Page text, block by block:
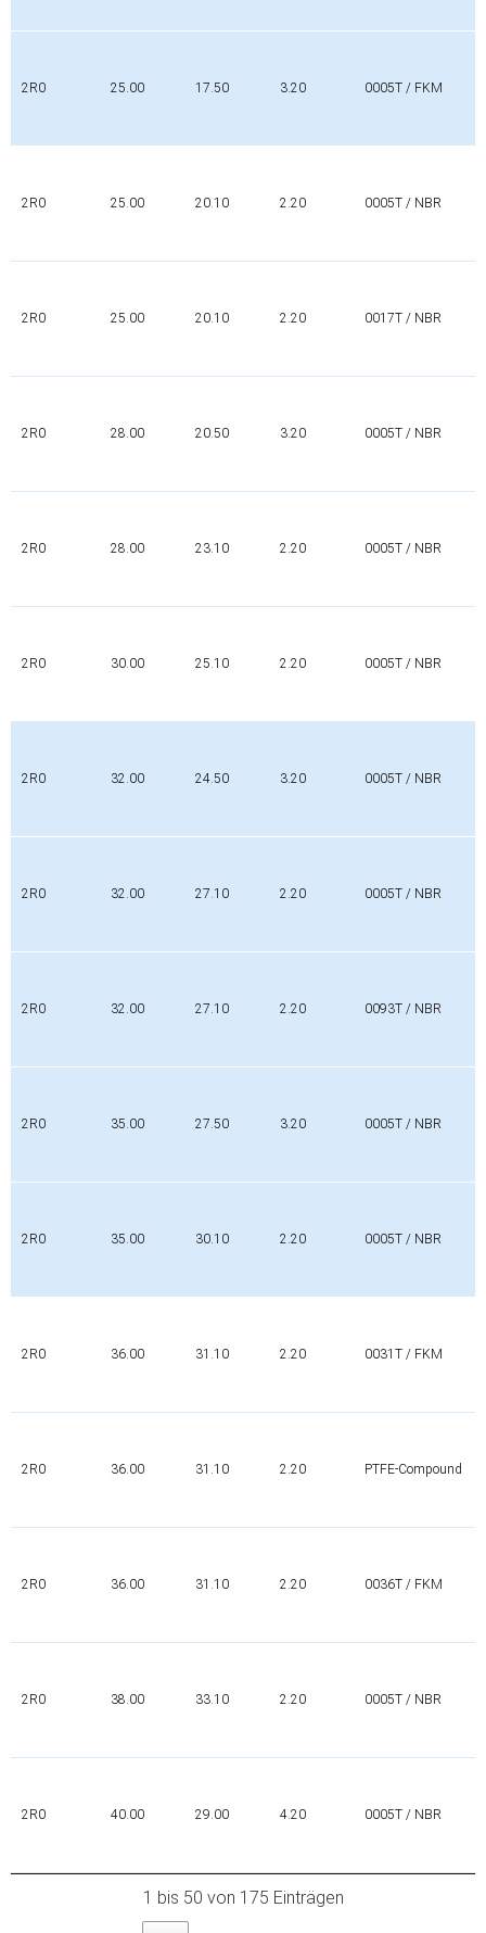
2R0 25.00 17.50 3.20 0005T / FKM
2R0 25.00 20.10 2.20 0005T / NBR
2R0 25.00 20.10 2.20 0017T / NBR
2R0 28.00 20.50 3.20 0005T / NBR
2R0 28.00 23.10 2.20 0005T / NBR
2R0 30.00 25.10 2.20 0005T / NBR
2R0 32.00 24.50 3.20 0005T / NBR
2R0 32.00 27.10 2.20 0005T / NBR
2R0 32.00 27.10 2.20 0093T / NBR
2R0 35.00 27.50 3.20 0005T / NBR
2R0 35.00 30.10 2.20 0005T / NBR
2R0 36.00 31.10 2.20 0031T / FKM
2R0 36.00 31.10 2.20 PTFE-Compound
2R0 36.00 31.10 2.20 0036T / FKM
2R0 38.00 33.10 2.20 0005T / NBR
2R0 40.00 29.00 4.20 0005T / NBR
1 bis 50 von 175 Einträgen